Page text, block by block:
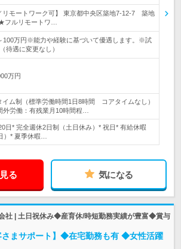
リモートワーク可】 東京都中央区築地7-12-7 築地
フルリモートワ…
100万円※能力や経験に基づいて優遇します。※試
待遇に変更なし）
万円
イム制（標準労働時間1日8時間 コアタイムなし）
外労働：有残業月10時間程…
日* 完全週休2日制（土日休み）* 祝日* 有給休暇
）* 夏季休暇…
る 気になる
社 | 土日祝休み◆産育休/時短勤務実績が豊富◆賞与
さまサポート】◆在宅勤務も有 ◆女性活躍